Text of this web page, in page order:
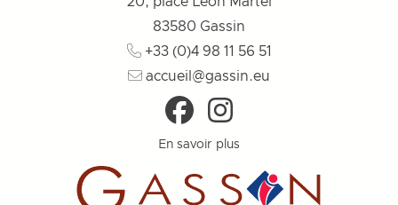
83580 Gassin
+33 (0)4 98 11 56 51
accueil@gassin.eu
En savoir plus